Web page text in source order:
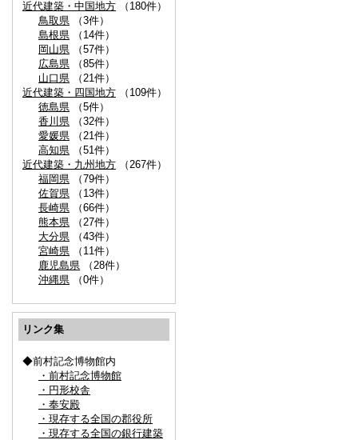
近代建築・中国地方 （180件）
鳥取県 （3件）
島根県 （14件）
岡山県 （57件）
広島県 （85件）
山口県 （21件）
近代建築・四国地方 （109件）
徳島県 （5件）
香川県 （32件）
愛媛県 （21件）
高知県 （51件）
近代建築・九州地方 （267件）
福岡県 （79件）
佐賀県 （13件）
長崎県 （66件）
熊本県 （27件）
大分県 （43件）
宮崎県 （11件）
鹿児島県 （28件）
沖縄県 （0件）
リンク集
◆前村記念博物館内
・前村記念博物館
・円形校舎
・奉安殿
・現存する全国の郡役所
・現存する全国の銀行建築